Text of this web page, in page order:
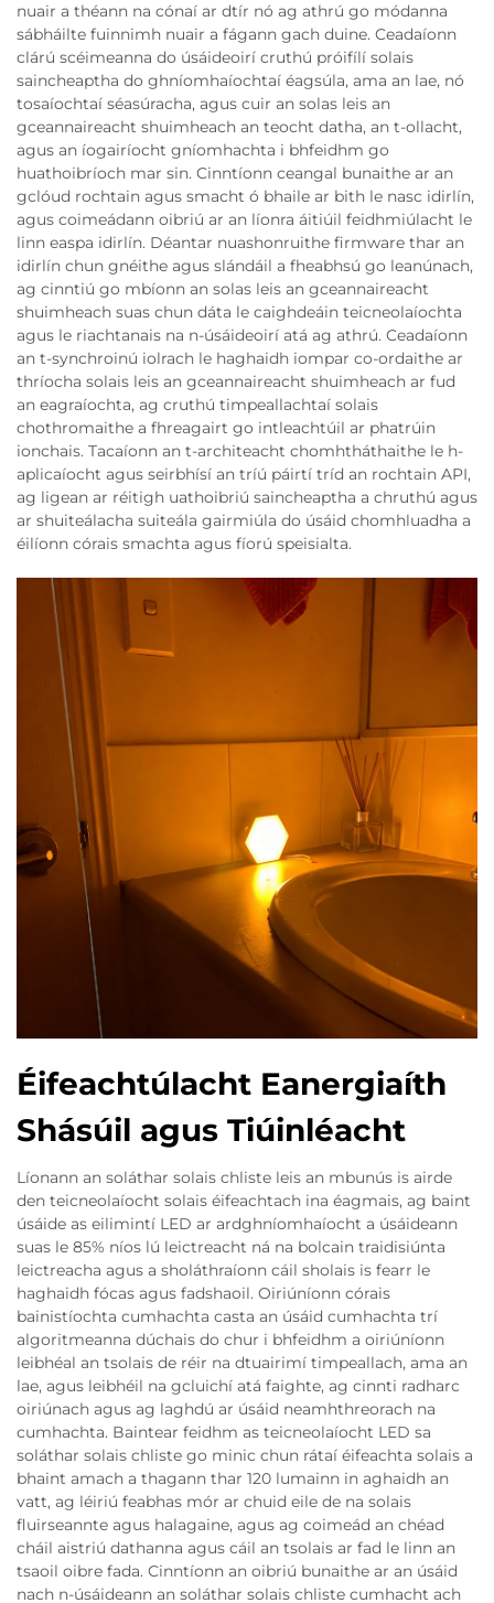
nuair a théann na cónaí ar dtír nó ag athrú go módanna
sábháilte fuinnimh nuair a fágann gach duine. Ceadaíonn
clárú scéimeanna do úsáideoirí cruthú próifílí solais
saincheaptha do ghníomhaíochtaí éagsúla, ama an lae, nó
tosaíochtaí séasúracha, agus cuir an solas leis an
gceannaireacht shuimheach an teocht datha, an t-ollacht,
agus an íogairíocht gníomhachta i bhfeidhm go
huathoibríoch mar sin. Cinntíonn ceangal bunaithe ar an
gclóud rochtain agus smacht ó bhaile ar bith le nasc idirlín,
agus coimeádann oibriú ar an líonra áitiúil feidhmiúlacht le
linn easpa idirlín. Déantar nuashonruithe firmware thar an
idirlín chun gnéithe agus slándáil a fheabhsú go leanúnach,
ag cinntiú go mbíonn an solas leis an gceannaireacht
shuimheach suas chun dáta le caighdeáin teicneolaíochta
agus le riachtanais na n-úsáideoirí atá ag athrú. Ceadaíonn
an t-synchroinú iolrach le haghaidh iompar co-ordaithe ar
thríocha solais leis an gceannaireacht shuimheach ar fud
an eagraíochta, ag cruthú timpeallachtaí solais
chothromaithe a fhreagairt go intleachtúil ar phatrúin
ionchais. Tacaíonn an t-architeacht chomhtháthaithe le h-
aplicaíocht agus seirbhísí an tríú páirtí tríd an rochtain API,
ag ligean ar réitigh uathoibriú saincheaptha a chruthú agus
ar shuiteálacha suiteála gairmiúla do úsáid chomhluadha a
éilíonn córais smachta agus fíorú speisialta.
Éifeachtúlacht Eanergiaíth
Shásúil agus Tiúinléacht
Líonann an soláthar solais chliste leis an mbunús is airde
den teicneolaíocht solais éifeachtach ina éagmais, ag baint
úsáide as eilimintí LED ar ardghníomhaíocht a úsáideann
suas le 85% níos lú leictreacht ná na bolcain traidisiúnta
leictreacha agus a sholáthraíonn cáil sholais is fearr le
haghaidh fócas agus fadshaoil. Oiriúníonn córais
bainistíochta cumhachta casta an úsáid cumhachta trí
algoritmeanna dúchais do chur i bhfeidhm a oiriúníonn
leibhéal an tsolais de réir na dtuairimí timpeallach, ama an
lae, agus leibhéil na gcluichí atá faighte, ag cinnti radharc
oiriúnach agus ag laghdú ar úsáid neamhthreorach na
cumhachta. Baintear feidhm as teicneolaíocht LED sa
soláthar solais chliste go minic chun rátaí éifeachta solais a
bhaint amach a thagann thar 120 lumainn in aghaidh an
vatt, ag léiriú feabhas mór ar chuid eile de na solais
fluirseannte agus halagaine, agus ag coimeád an chéad
cháil aistriú dathanna agus cáil an tsolais ar fad le linn an
tsaoil oibre fada. Cinntíonn an oibriú bunaithe ar an úsáid
nach n-úsáideann an soláthar solais chliste cumhacht ach